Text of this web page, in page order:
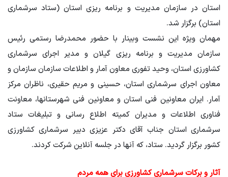
استان در سازمان مدیریت و برنامه ریزی استان (ستاد سرشماری
استان) برگزار شد.
مهمان ویژه این نشست وبینار با حضور محمدرضا رستمی رئیس
سازمان مدیریت و برنامه ریزی گیلان و مدیر اجرای سرشماری
کشاورزی استان، وحید تفوری معاون آمار و اطلاعات سازمان سازمان و
معاون اجرای سرشماری استان، حسینی و مریم حقیری، ناظران مرکز
آمار. ایران معاونین فنی استان و معاونین فنی شهرستانها، معاونت
فناوری اطلاعات و مدیران کمیته اطلاع رسانی و تبلیغات ستاد
سرشماری استان جناب آقای دکتر عزیزی دبیر سرشماری کشاورزی
کشور برگزار گردید. ستاد، که آنها در جلسه آنلاین شرکت کردند.
آثار و برکات سرشماری کشاورزی برای همه مردم